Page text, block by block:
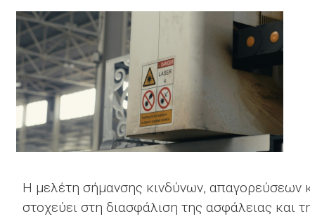
RISK
MANAGEMENT
SYSTEM
ΓΙΑ
ΒΙΟΜΗΧΑΝΙΚΈΣ
ΕΓΚΑΤΑΣΤΆΣΕΙΣ
ΚΑΙ
Η μελέτη σήμανσης κινδύνων, απαγορεύσεων
στοχεύει στη διασφάλιση της ασφάλειας και